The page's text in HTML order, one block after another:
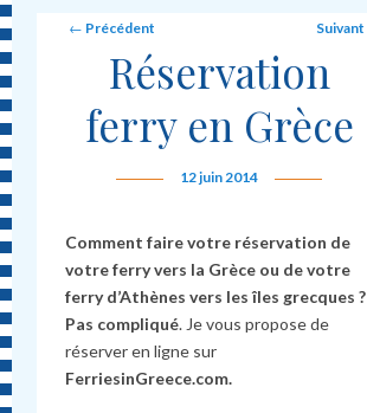
Post navigation
← Précédent Suivant
Réservation
ferry en Grèce
12 juin 2014
Comment faire votre réservation de
votre ferry vers la Grèce ou de votre
ferry d’Athènes vers les îles grecques ?
Pas compliqué. Je vous propose de
réserver en ligne sur
FerriesinGreece.com.